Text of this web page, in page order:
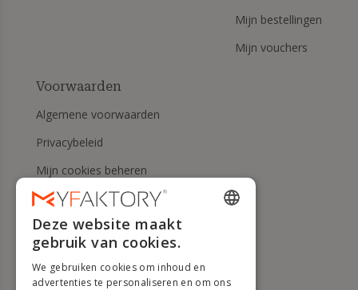
Mijn bestellingen
Mijn vouchers
Voorwaarden
Algemene voorwaarden
Privacybeleid
Mijn cookies beheren
Herroepingsrecht en
Hulp
DUTCH
Deze website maakt
gebruik van cookies.
We gebruiken cookies om inhoud en
advertenties te personaliseren en om ons